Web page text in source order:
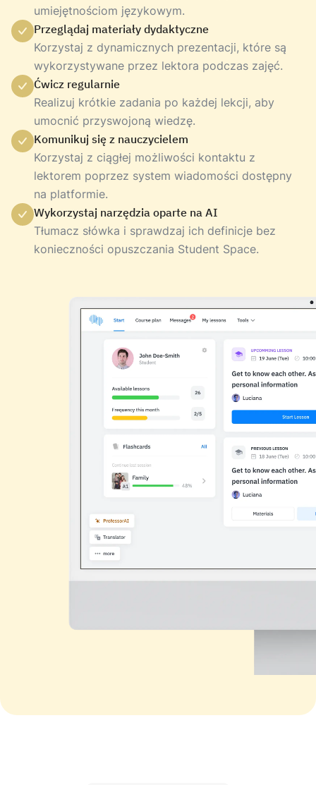
umiejętnościom językowym.
Przeglądaj materiały dydaktyczne
Korzystaj z dynamicznych prezentacji, które są
wykorzystywane przez lektora podczas zajęć.
Ćwicz regularnie
Realizuj krótkie zadania po każdej lekcji, aby
umocnić przyswojoną wiedzę.
Komunikuj się z nauczycielem
Korzystaj z ciągłej możliwości kontaktu z
lektorem poprzez system wiadomości dostępny
na platformie.
Wykorzystaj narzędzia oparte na AI
Tłumacz słówka i sprawdzaj ich definicje bez
konieczności opuszczania Student Space.